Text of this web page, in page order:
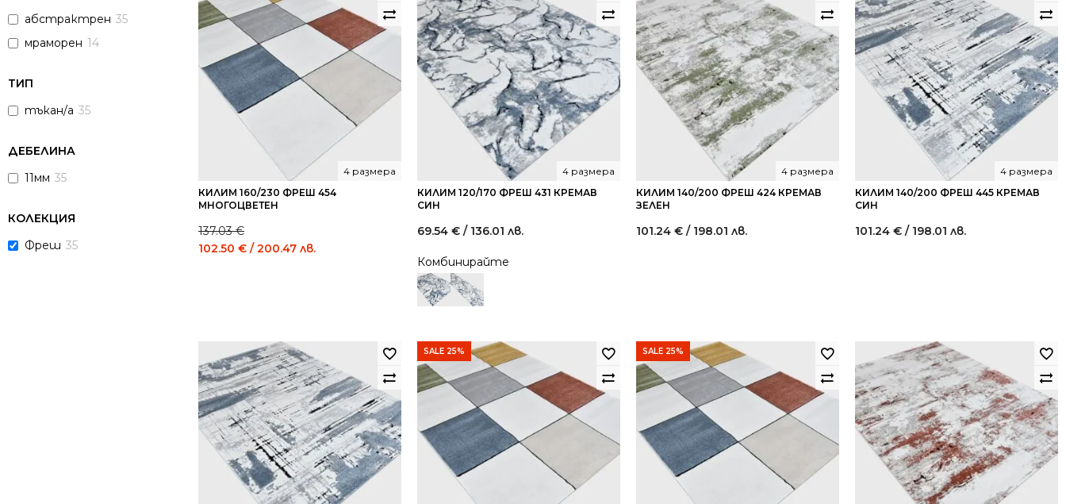
абстрактрен 35
мраморен 14
ТИП
тъкан/а 35
ДЕБЕЛИНА
11мм 35
КОЛЕКЦИЯ
Фреш 35
КИЛИМ 160/230 ФРЕШ 454
МНОГОЦВЕТЕН
4 размера
137.03€
Original
102.50 € / 200.47 лв.
КИЛИМ 120/170 ФРЕШ 431 КРЕМАВ
СИН
4 размера
69.54 € / 136.01 лв.
Комбинирайте
КИЛИМ 140/200 ФРЕШ 424 КРЕМАВ
ЗЕЛЕН
4 размера
101.24 € / 198.01 лв.
КИЛИМ 140/200 ФРЕШ 445 КРЕМАВ
СИН
4 размера
101.24 € / 198.01 лв.
SALE 25% SALE 25%